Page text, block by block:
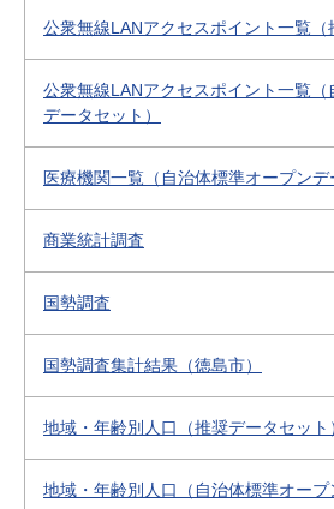
公衆無線LANアクセスポイント一覧（
公衆無線LANアクセスポイント一覧（
データセット）
医療機関一覧（自治体標準オープンデ
商業統計調査
国勢調査
国勢調査集計結果（徳島市）
地域・年齢別人口（推奨データセット
地域・年齢別人口（自治体標準オープ